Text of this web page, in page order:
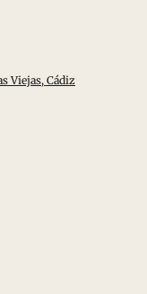
Viejas, Cádiz